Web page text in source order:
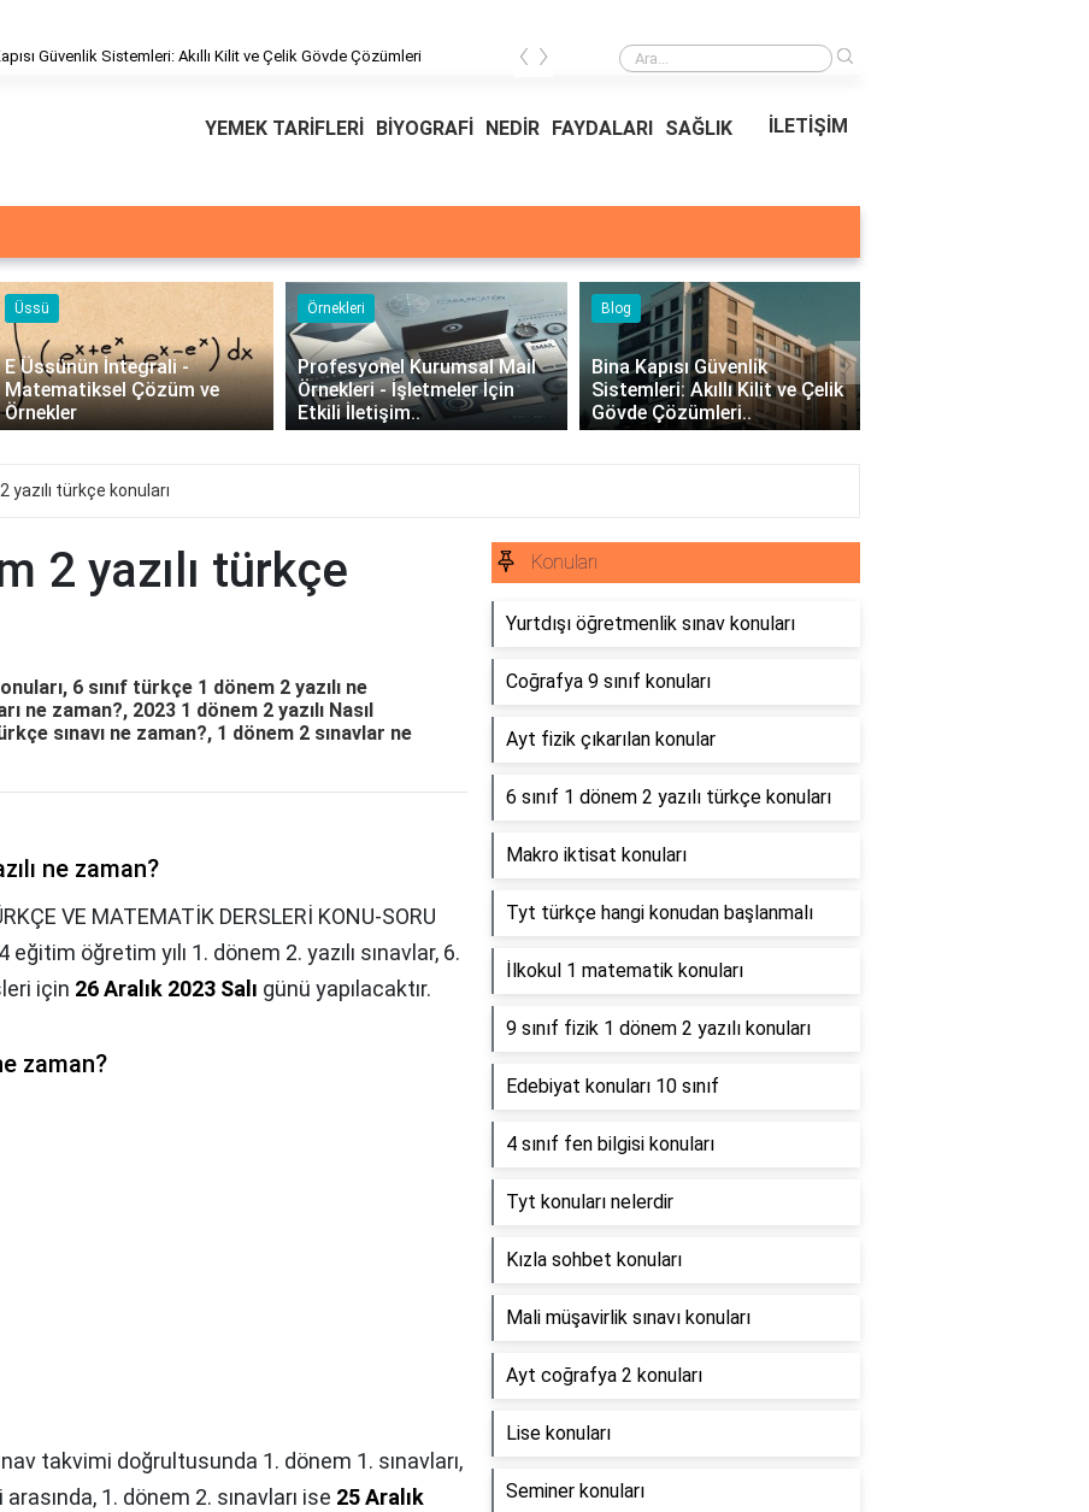
Güvenlik Sistemleri: Akıllı Kilit ve Çelik Gövde Çözümleri Bina Kapısı Güvenlik Sistemleri: Akıllı Kilit ve Çelik Gövde Çözümleri
‹ ›
YEMEK TARİFLERİ BİYOGRAFİ NEDİR FAYDALARI SAĞLIK İLETİŞİM
Üssü
E Üssünün İntegrali -
Matematiksel Çözüm ve
Örnekler
Örnekleri
Profesyonel Kurumsal Mail
Örnekleri - İşletmeler İçin
Etkili İletişim..
Blog
Bina Kapısı Güvenlik
Sistemleri: Akıllı Kilit ve Çelik
Gövde Çözümleri..
›
yazılı türkçe konuları
2 yazılı türkçe
6 sınıf türkçe 1 dönem 2 yazılı ne
ne zaman?, 2023 1 dönem 2 yazılı Nasıl
sınavı ne zaman?, 1 dönem 2 sınavlar ne
ne zaman?
VE MATEMATİK DERSLERİ KONU-SORU
öğretim yılı 1. dönem 2. yazılı sınavlar, 6.
için 26 Aralık 2023 Salı günü yapılacaktır.
zaman?
takvimi doğrultusunda 1. dönem 1. sınavları,
1. dönem 2. sınavları ise 25 Aralık
Konuları
Yurtdışı öğretmenlik sınav konuları
Coğrafya 9 sınıf konuları
Ayt fizik çıkarılan konular
6 sınıf 1 dönem 2 yazılı türkçe konuları
Makro iktisat konuları
Tyt türkçe hangi konudan başlanmalı
İlkokul 1 matematik konuları
9 sınıf fizik 1 dönem 2 yazılı konuları
Edebiyat konuları 10 sınıf
4 sınıf fen bilgisi konuları
Tyt konuları nelerdir
Kızla sohbet konuları
Mali müşavirlik sınavı konuları
Ayt coğrafya 2 konuları
Lise konuları
Seminer konuları